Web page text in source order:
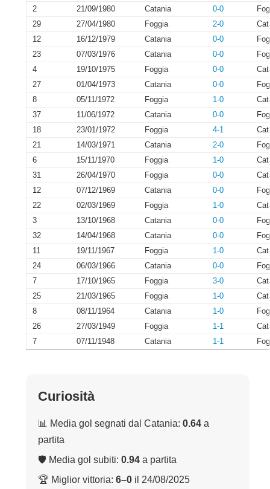
2
21/09/1980 Catania 0-0
29
27/04/1980 Foggia 2-0
12
16/12/1979 Catania 0-0
23
07/03/1976 Catania 0-0
4
19/10/1975 Foggia 0-0
27
01/04/1973 Catania 0-0
8
05/11/1972 Foggia 1-0
37
11/06/1972 Catania 0-0
18
23/01/1972 Foggia 4-1
21
14/03/1971 Catania 2-0
6
15/11/1970 Foggia 1-0
31
26/04/1970 Foggia 0-0
12
07/12/1969 Catania 0-0
22
02/03/1969 Foggia 1-0
3
13/10/1968 Catania 0-0
32
14/04/1968 Catania 0-0
11
19/11/1967 Foggia 1-0
24
06/03/1966 Catania 0-0
7
17/10/1965 Foggia 3-0
25
21/03/1965 Foggia 1-0
8
08/11/1964 Catania 1-0
26
27/03/1949 Foggia 1-1
7
07/11/1948 Catania 1-1
Curiosità
📊 Media gol segnati dal Catania: 0.64 a
partita
🛡 Media gol subiti: 0.94 a partita
🏆 Miglior vittoria: 6–0 il 24/08/2025